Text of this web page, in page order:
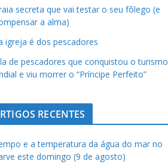
secreta que vai testar o seu fôlego (e
a alma)
igreja é dos pescadores
de pescadores que conquistou o turismo
e viu morrer o “Príncipe Perfeito”
RECENTES
e a temperatura da água do mar no
este domingo (9 de agosto)